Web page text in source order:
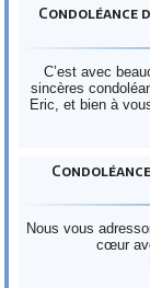
Condoléance
C’est avec
sincères
Eric, et bien à
Nous vous
cœur